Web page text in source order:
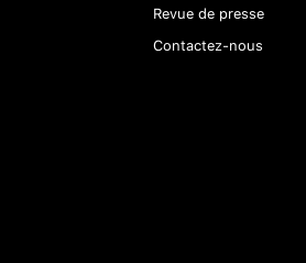
Revue de presse
Contactez-nous